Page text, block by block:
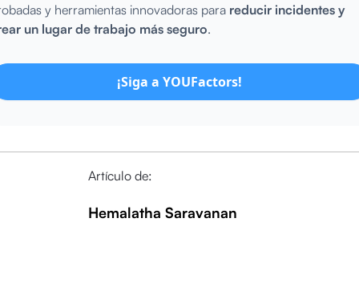
y herramientas innovadoras para reducir incidentes y
un lugar de trabajo más seguro.
¡Siga a YOUFactors!
Artículo de:
Hemalatha Saravanan